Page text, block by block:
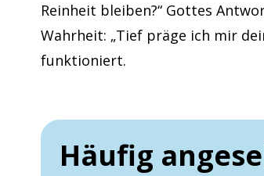
Reinheit bleiben?“ Gottes
Wahrheit: „Tief präge ich mir
funktioniert.
Häufig